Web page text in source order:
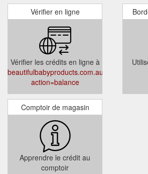
Vérifier en ligne
Vérifier les crédits en ligne à
beautifulbabyproducts.com.au/
action=balance
Comptoir de magasin
Apprendre le crédit au
comptoir